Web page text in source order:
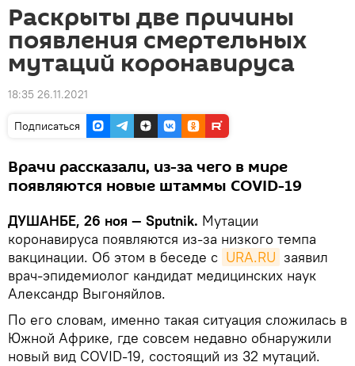
Раскрыты две причины
появления смертельных
мутаций коронавируса
18:35 26.11.2021
Подписаться
Врачи рассказали, из-за чего в мире
появляются новые штаммы COVID-19
ДУШАНБЕ, 26 ноя — Sputnik. Мутации
коронавируса появляются из-за низкого темпа
вакцинации. Об этом в беседе с URA.RU заявил
врач-эпидемиолог кандидат медицинских наук
Александр Выгоняйлов.
По его словам, именно такая ситуация сложилась в
Южной Африке, где совсем недавно обнаружили
новый вид COVID-19, состоящий из 32 мутаций.